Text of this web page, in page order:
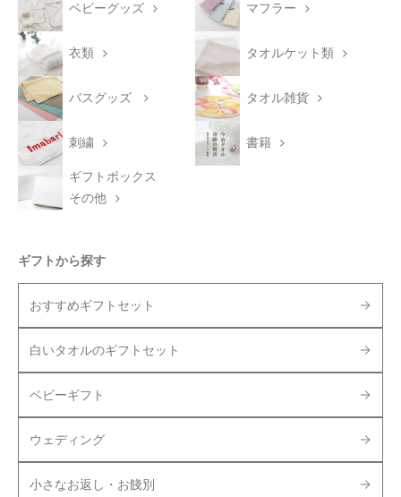
ベビーグッズ マフラー
衣類 タオルケット類
バスグッズ タオル雑貨
刺繍 書籍
ギフトボックス
その他
ギフトから探す
おすすめギフトセット
白いタオルのギフトセット
ベビーギフト
ウェディング
小さなお返し・お餞別